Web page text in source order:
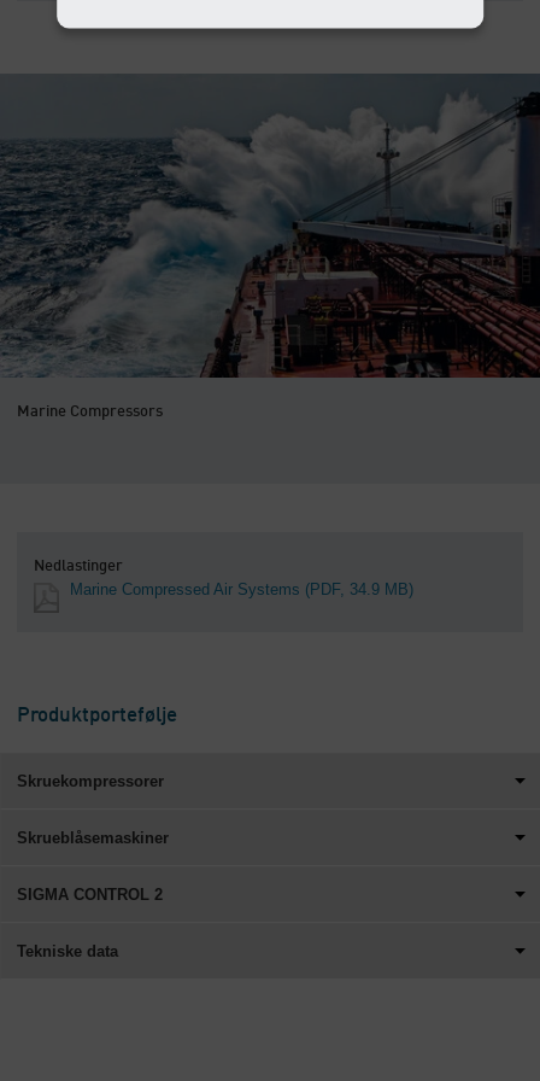
Marine Compressors
Nedlastinger
Marine Compressed Air Systems (PDF, 34.9 MB)
Produktportefølje
Skruekompressorer
Skrueblåsemaskiner
SIGMA CONTROL 2
Tekniske data